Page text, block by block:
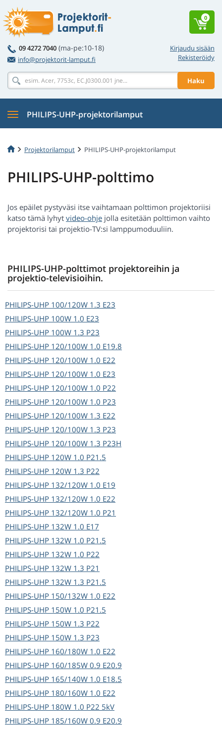
Kirjaudu sisään
Rekisteröidy
09 4272 7040 (ma-pe:10-18)
info@projektorit-lamput.fi
Haku
0
PHILIPS-UHP-projektorilamput
Projektorilamput PHILIPS-UHP-projektorilamput
PHILIPS-UHP-polttimo
Jos epäilet pystyväsi itse vaihtamaan polttimon projektoriisi
katso tämä lyhyt video-ohje jolla esitetään polttimon vaihto
projektorisi tai projektio-TV:si lamppumoduuliin.
PHILIPS-UHP-polttimot projektoreihin ja
projektio-televisioihin.
PHILIPS-UHP 100/120W 1.3 E23
PHILIPS-UHP 100W 1.0 E23
PHILIPS-UHP 100W 1.3 P23
PHILIPS-UHP 120/100W 1.0 E19.8
PHILIPS-UHP 120/100W 1.0 E22
PHILIPS-UHP 120/100W 1.0 E23
PHILIPS-UHP 120/100W 1.0 P22
PHILIPS-UHP 120/100W 1.0 P23
PHILIPS-UHP 120/100W 1.3 E22
PHILIPS-UHP 120/100W 1.3 P23
PHILIPS-UHP 120/100W 1.3 P23H
PHILIPS-UHP 120W 1.0 P21.5
PHILIPS-UHP 120W 1.3 P22
PHILIPS-UHP 132/120W 1.0 E19
PHILIPS-UHP 132/120W 1.0 E22
PHILIPS-UHP 132/120W 1.0 P21
PHILIPS-UHP 132W 1.0 E17
PHILIPS-UHP 132W 1.0 P21.5
PHILIPS-UHP 132W 1.0 P22
PHILIPS-UHP 132W 1.3 P21
PHILIPS-UHP 132W 1.3 P21.5
PHILIPS-UHP 150/132W 1.0 E22
PHILIPS-UHP 150W 1.0 P21.5
PHILIPS-UHP 150W 1.3 P22
PHILIPS-UHP 150W 1.3 P23
PHILIPS-UHP 160/180W 1.0 E22
PHILIPS-UHP 160/185W 0.9 E20.9
PHILIPS-UHP 165/140W 1.0 E18.5
PHILIPS-UHP 180/160W 1.0 E22
PHILIPS-UHP 180W 1.0 P22 5kV
PHILIPS-UHP 185/160W 0.9 E20.9